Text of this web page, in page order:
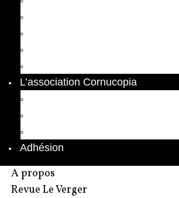
L’association Cornucopia
Adhésion
A propos
Revue Le Verger